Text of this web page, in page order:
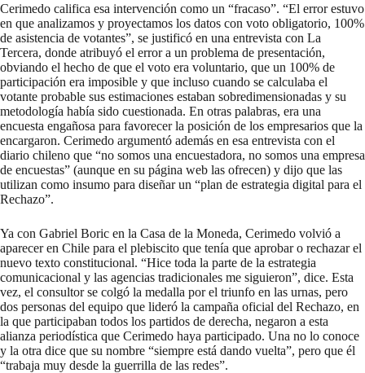
Cerimedo califica esa intervención como un “fracaso”. “El error estuvo
en que analizamos y proyectamos los datos con voto obligatorio, 100%
de asistencia de votantes”, se justificó en una entrevista con La
Tercera, donde atribuyó el error a un problema de presentación,
obviando el hecho de que el voto era voluntario, que un 100% de
participación era imposible y que incluso cuando se calculaba el
votante probable sus estimaciones estaban sobredimensionadas y su
metodología había sido cuestionada. En otras palabras, era una
encuesta engañosa para favorecer la posición de los empresarios que la
encargaron. Cerimedo argumentó además en esa entrevista con el
diario chileno que “no somos una encuestadora, no somos una empresa
de encuestas” (aunque en su página web las ofrecen) y dijo que las
utilizan como insumo para diseñar un “plan de estrategia digital para el
Rechazo”.
Ya con Gabriel Boric en la Casa de la Moneda, Cerimedo volvió a
aparecer en Chile para el plebiscito que tenía que aprobar o rechazar el
nuevo texto constitucional. “Hice toda la parte de la estrategia
comunicacional y las agencias tradicionales me siguieron”, dice. Esta
vez, el consultor se colgó la medalla por el triunfo en las urnas, pero
dos personas del equipo que lideró la campaña oficial del Rechazo, en
la que participaban todos los partidos de derecha, negaron a esta
alianza periodística que Cerimedo haya participado. Una no lo conoce
y la otra dice que su nombre “siempre está dando vuelta”, pero que él
“trabaja muy desde la guerrilla de las redes”.